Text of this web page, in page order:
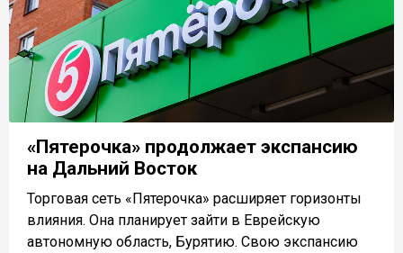
«Пятерочка» продолжает экспансию
на Дальний Восток
Торговая сеть «Пятерочка» расширяет горизонты
влияния. Она планирует зайти в Еврейскую
автономную область, Бурятию. Свою экспансию